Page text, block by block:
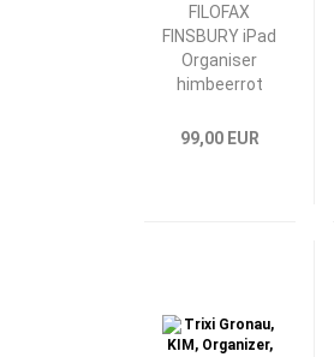
FILOFAX
FINSBURY iPad
Organiser
himbeerrot
99,00 EUR